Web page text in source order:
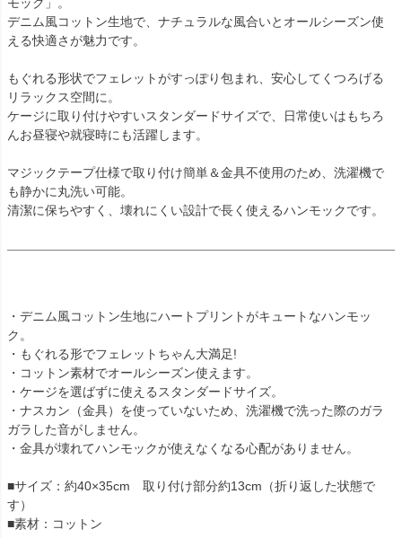
デニム風コットン生地で、ナチュラルな風合いとオールシーズン使
える快適さが魅力です。
もぐれる形状でフェレットがすっぽり包まれ、安心してくつろげる
リラックス空間に。
ケージに取り付けやすいスタンダードサイズで、日常使いはもちろ
んお昼寝や就寝時にも活躍します。
マジックテープ仕様で取り付け簡単＆金具不使用のため、洗濯機で
も静かに丸洗い可能。
清潔に保ちやすく、壊れにくい設計で長く使えるハンモックです。
・デニム風コットン生地にハートプリントがキュートなハンモッ
ク。
・もぐれる形でフェレットちゃん大満足!
・コットン素材でオールシーズン使えます。
・ケージを選ばずに使えるスタンダードサイズ。
・ナスカン（金具）を使っていないため、洗濯機で洗った際のガラ
ガラした音がしません。
・金具が壊れてハンモックが使えなくなる心配がありません。
■サイズ：約40×35cm 取り付け部分約13cm（折り返した状態で
す）
■素材：コットン